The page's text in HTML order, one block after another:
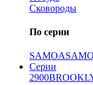
Сковороды
По серии
SAMOA
Серии
2900